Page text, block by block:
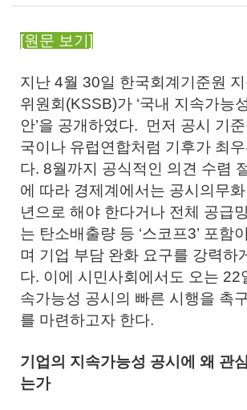
[원문 보기]
지난 4월 30일 한국회계기준원
위원회(KSSB)가 ‘국내 지속가능
안’을 공개하였다. 먼저 공시 기준
국이나 유럽연합처럼 기후가 최
다. 8월까지 공식적인 의견 수렴
에 따라 경제계에서는 공시의무
년으로 해야 한다거나 전체 공급
는 탄소배출량 등 ‘스코프3’ 포함
며 기업 부담 완화 요구를 강력하
다. 이에 시민사회에서도 오는 22
속가능성 공시의 빠른 시행을 촉
를 마련하고자 한다.
기업의 지속가능성 공시에 왜 관
는가